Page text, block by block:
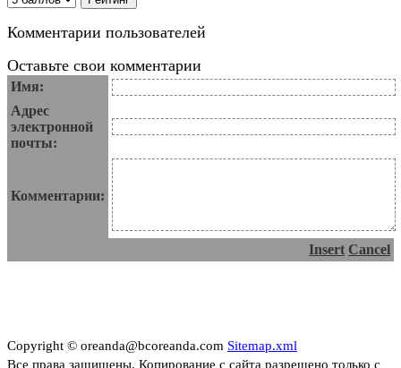
Комментарии пользователей
Оставьте свои комментарии
Имя:
Адрес
электронной
почты:
Комментарии:
Insert Cancel
Copyright © oreanda@bcoreanda.com Sitemap.xml
Все права защищены. Копирование с сайта разрешено только с